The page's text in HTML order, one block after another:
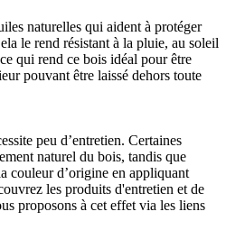
naturelles qui aident à protéger
le rend résistant à la pluie, au soleil
qui rend ce bois idéal pour être
pouvant être laissé dehors toute
peu d’entretien. Certaines
naturel du bois, tandis que
couleur d’origine en appliquant
les produits d'entretien et de
proposons à cet effet via les liens